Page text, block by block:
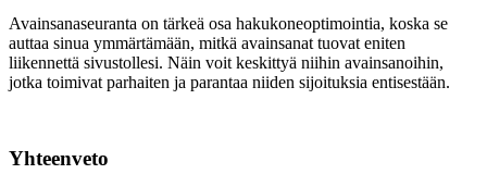
Avainsanaseuranta on tärkeä osa hakukoneoptimointia, koska se
auttaa sinua ymmärtämään, mitkä avainsanat tuovat eniten
liikennettä sivustollesi. Näin voit keskittyä niihin avainsanoihin,
jotka toimivat parhaiten ja parantaa niiden sijoituksia entisestään.
Yhteenveto